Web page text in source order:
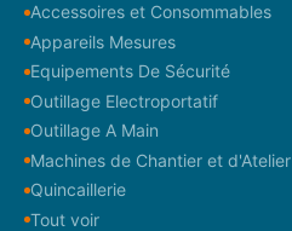
Accessoires et Consommables
Appareils Mesures
Equipements De Sécurité
Outillage Electroportatif
Outillage A Main
Machines de Chantier et d'Atelier
Quincaillerie
Tout voir